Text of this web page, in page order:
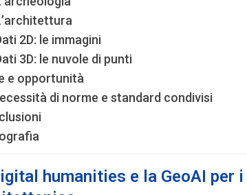
2D: le immagini
3D: le nuvole di punti
e opportunità
di norme e standard condivisi
humanities e la GeoAI